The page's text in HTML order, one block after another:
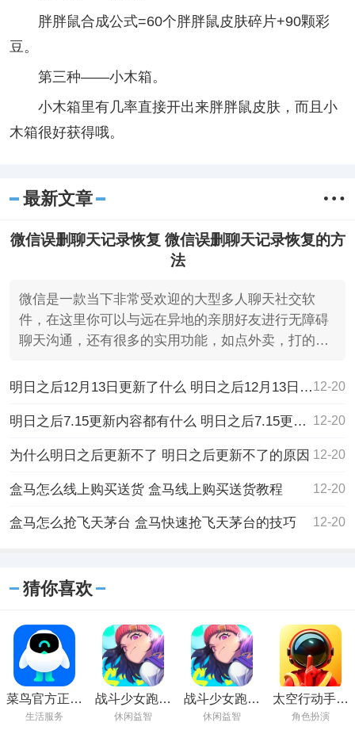
胖胖鼠合成公式=60个胖胖鼠皮肤碎片+90颗彩
豆。
第三种——小木箱。
小木箱里有几率直接开出来胖胖鼠皮肤，而且小
木箱很好获得哦。
最新文章
微信误删聊天记录恢复 微信误删聊天记录恢复的方
法
微信是一款当下非常受欢迎的大型多人聊天社交软
件，在这里你可以与远在异地的亲朋好友进行无障碍
聊天沟通，还有很多的实用功能，如点外卖，打的，
明日之后12月13日更新了什么 明日之后12月13日更新最新的内容介绍12-20
明日之后7.15更新内容都有什么 明日之后7.15更新内容的详细介绍 12-20
为什么明日之后更新不了 明日之后更新不了的原因 12-20
盒马怎么线上购买送货 盒马线上购买送货教程 12-20
盒马怎么抢飞天茅台 盒马快速抢飞天茅台的技巧 12-20
猜你喜欢
菜鸟官方正版
下载
生活服务
战斗少女跑酷
安卓2023最新
休闲益智
战斗少女跑酷
正版下载安装
休闲益智
太空行动手游
官方最新版下
角色扮演